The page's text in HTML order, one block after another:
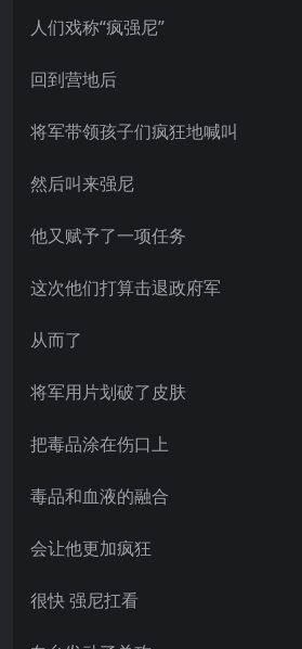
人们戏称“疯强尼”
回到营地后
将军带领孩子们疯狂地喊叫
然后叫来强尼
他又赋予了一项任务
这次他们打算击退政府军
从而了
将军用片划破了皮肤
把毒品涂在伤口上
毒品和血液的融合
会让他更加疯狂
很快 强尼扛看